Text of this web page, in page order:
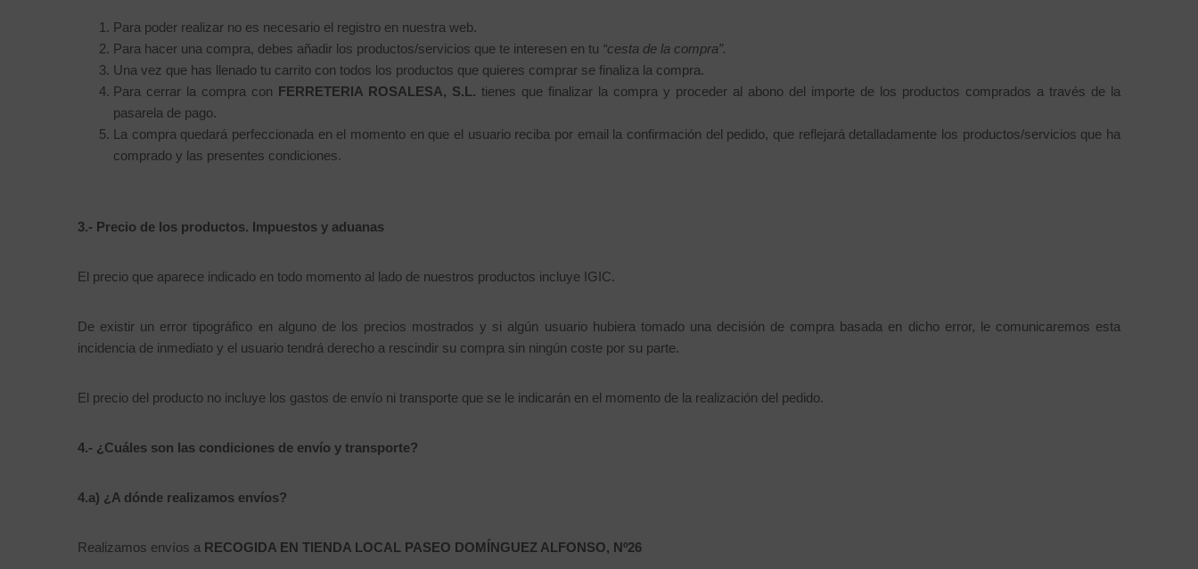
Para poder realizar no es necesario el registro en nuestra web.
Para hacer una compra, debes añadir los productos/servicios que te interesen en tu “cesta de la compra”.
Una vez que has llenado tu carrito con todos los productos que quieres comprar se finaliza la compra.
Para cerrar la compra con FERRETERIA ROSALESA, S.L. tienes que finalizar la compra y proceder al abono del importe de los productos comprados a través de la
pasarela de pago.
La compra quedará perfeccionada en el momento en que el usuario reciba por email la confirmación del pedido, que reflejará detalladamente los productos/servicios que ha
comprado y las presentes condiciones.
3.- Precio de los productos. Impuestos y aduanas
El precio que aparece indicado en todo momento al lado de nuestros productos incluye IGIC.
De existir un error tipográfico en alguno de los precios mostrados y si algún usuario hubiera tomado una decisión de compra basada en dicho error, le comunicaremos esta
incidencia de inmediato y el usuario tendrá derecho a rescindir su compra sin ningún coste por su parte.
El precio del producto no incluye los gastos de envío ni transporte que se le indicarán en el momento de la realización del pedido.
4.- ¿Cuáles son las condiciones de envío y transporte?
4.a) ¿A dónde realizamos envíos?
Realizamos envíos a RECOGIDA EN TIENDA LOCAL PASEO DOMÍNGUEZ ALFONSO, Nº26